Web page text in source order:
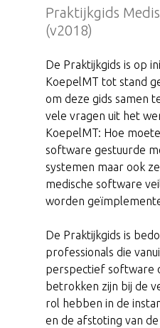
Praktijkgids
(v2018)
De Praktijkgids is op
KoepelMT tot stand
om deze gids samen
vele vragen uit het
KoepelMT: Hoe
software gestuurde
systemen maar ook
medische software
worden
De Praktijkgids is
professionals die
perspectief software
betrokken zijn bij de
rol hebben in de
en de afstoting van de